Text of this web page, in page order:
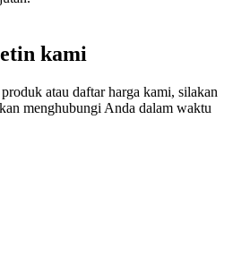
kami
atau daftar harga kami, silakan
menghubungi Anda dalam waktu